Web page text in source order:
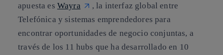
apuesta es Wayra
, la interfaz global entre
Telefónica y sistemas emprendedores para
encontrar oportunidades de negocio conjuntas, a
través de los 11 hubs que ha desarrollado en 10